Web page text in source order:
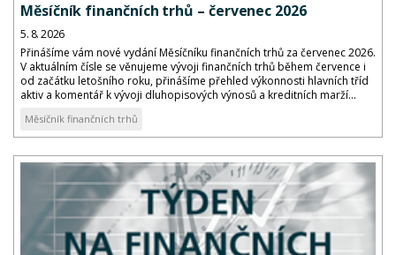
Měsíčník finančních trhů – červenec 2026
5. 8. 2026
Přinášíme vám nové vydání Měsíčníku finančních trhů za červenec 2026.
V aktuálním čísle se věnujeme vývoji finančních trhů během července i
od začátku letošního roku, přinášíme přehled výkonnosti hlavních tříd
aktiv a komentář k vývoji dluhopisových výnosů a kreditních marží...
Měsíčník finančních trhů